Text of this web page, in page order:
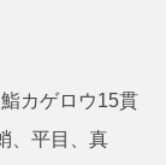
カゲロウ15貫
、平目、真